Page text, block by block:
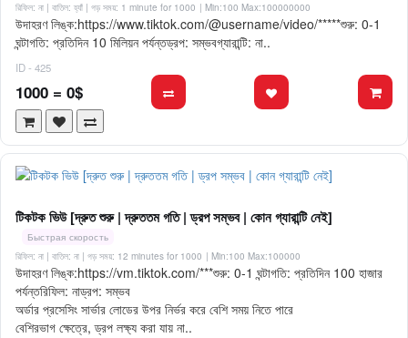
রিফিল: না | বাতিল: হ্যাঁ | গড় সময়: 1 minute for 1000 | Min:100 Max:100000000
উদাহরণ লিঙ্ক:https://www.tiktok.com/@username/video/*****শুরু: 0-1
ঘন্টাগতি: প্রতিদিন 10 মিলিয়ন পর্যন্তড্রপ: সম্ভবগ্যারান্টি: না..
ID - 425
1000 = 0$
টিকটক ভিউ [দ্রুত শুরু | দ্রুততম গতি | ড্রপ সম্ভব | কোন গ্যারান্টি নেই]
Быстрая скорость
রিফিল: না | বাতিল: না | গড় সময়: 12 minutes for 1000 | Min:100 Max:100000
উদাহরণ লিঙ্ক:https://vm.tiktok.com/***শুরু: 0-1 ঘন্টাগতি: প্রতিদিন 100 হাজার
পর্যন্তরিফিল: নাড্রপ: সম্ভব
অর্ডার প্রসেসিং সার্ভার লোডের উপর নির্ভর করে বেশি সময় নিতে পারে
বেশিরভাগ ক্ষেত্রে, ড্রপ লক্ষ্য করা যায় না..